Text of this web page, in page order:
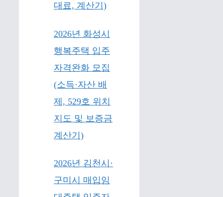
대료, 계산기)
2026년 화성시
행복주택 입주
자격완화 모집
(소득·자산 배
제, 529호 위치
지도 및 보증금
계산기)
2026년 김천시·
구미시 매입임